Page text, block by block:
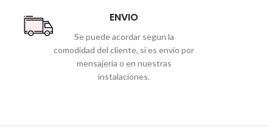
ENVIO
Se puede acordar segun la
comodidad del cliente, si es envio por
mensajería o en nuestras
instalaciones.